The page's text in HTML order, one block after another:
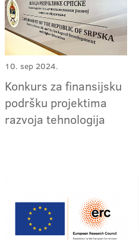
10. sep 2024.
Konkurs za finansijsku
podršku projektima
razvoja tehnologija